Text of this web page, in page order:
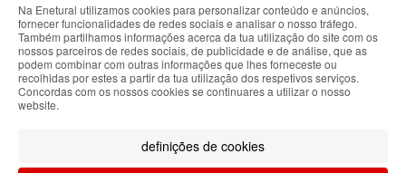
apresentadas são válidas até ao dia 10-
08-2026.
Designed & developed byBsolus
Filtrar por
ABOUT THE COOKIES
Enetural handles information about your visit using
cookies that improve the performance of the
website, facilitate sharing via social networks and
continuing to browse our site, you accept the use of
these cookies. For more information, see our
Na Enetural utilizamos cookies para personalizar conteúdo e anúncios,
fornecer funcionalidades de redes sociais e analisar o nosso tráfego.
Também partilhamos informações acerca da tua utilização do site com os
nossos parceiros de redes sociais, de publicidade e de análise, que as
podem combinar com outras informações que lhes forneceste ou
recolhidas por estes a partir da tua utilização dos respetivos serviços.
Concordas com os nossos cookies se continuares a utilizar o nosso
website.
definições de cookies